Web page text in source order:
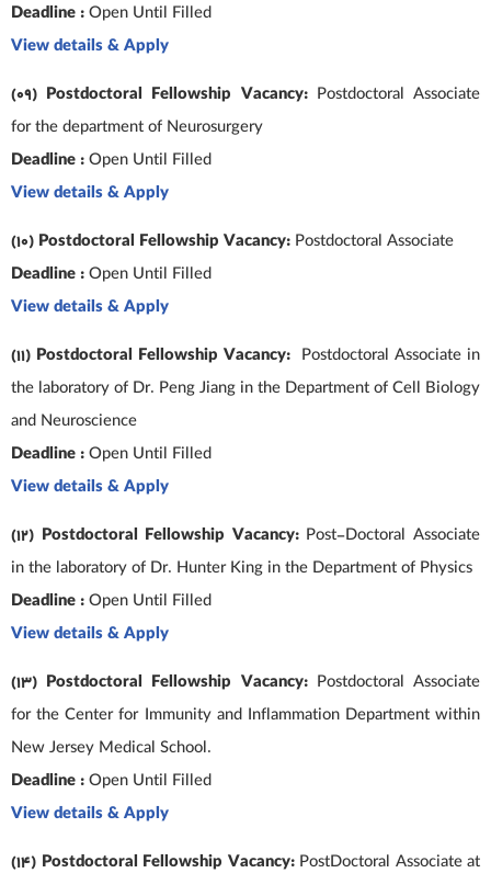
Deadline :Open Until Filled
View details & Apply
(09) Postdoctoral Fellowship Vacancy:Postdoctoral Associate
for the department of Neurosurgery
Deadline :Open Until Filled
View details & Apply
(10) Postdoctoral Fellowship Vacancy: Postdoctoral Associate
Deadline :Open Until Filled
View details & Apply
(11) Postdoctoral Fellowship Vacancy: Postdoctoral Associate in
the laboratory of Dr. Peng Jiang in the Department of Cell Biology
and Neuroscience
Deadline :Open Until Filled
View details & Apply
(12) Postdoctoral Fellowship Vacancy:Post-Doctoral Associate
in the laboratory of Dr. Hunter King in the Department of Physics
Deadline :Open Until Filled
View details & Apply
(13) Postdoctoral Fellowship Vacancy:Postdoctoral Associate
for the Center for Immunity and Inflammation Department within
New Jersey Medical School.
Deadline :Open Until Filled
View details & Apply
(14) Postdoctoral Fellowship Vacancy:PostDoctoral Associate at